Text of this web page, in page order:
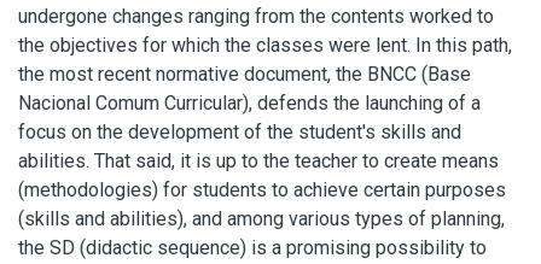
undergone changes ranging from the contents worked to
the objectives for which the classes were lent. In this path,
the most recent normative document, the BNCC (Base
Nacional Comum Curricular), defends the launching of a
focus on the development of the student's skills and
abilities. That said, it is up to the teacher to create means
(methodologies) for students to achieve certain purposes
(skills and abilities), and among various types of planning,
the SD (didactic sequence) is a promising possibility to